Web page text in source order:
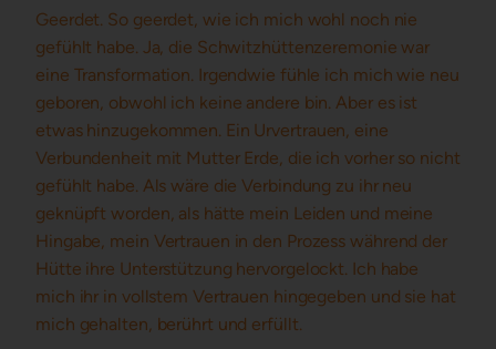
Geerdet. So geerdet, wie ich mich wohl noch nie
gefühlt habe. Ja, die Schwitzhüttenzeremonie war
eine Transformation. Irgendwie fühle ich mich wie neu
geboren, obwohl ich keine andere bin. Aber es ist
etwas hinzugekommen. Ein Urvertrauen, eine
Verbundenheit mit Mutter Erde, die ich vorher so nicht
gefühlt habe. Als wäre die Verbindung zu ihr neu
geknüpft worden, als hätte mein Leiden und meine
Hingabe, mein Vertrauen in den Prozess während der
Hütte ihre Unterstützung hervorgelockt. Ich habe
mich ihr in vollstem Vertrauen hingegeben und sie hat
mich gehalten, berührt und erfüllt.